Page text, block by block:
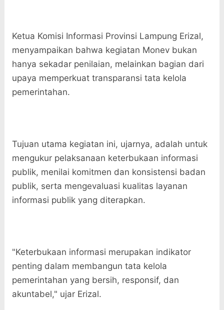
Ketua Komisi Informasi Provinsi Lampung Erizal,
menyampaikan bahwa kegiatan Monev bukan
hanya sekadar penilaian, melainkan bagian dari
upaya memperkuat transparansi tata kelola
pemerintahan.
Tujuan utama kegiatan ini, ujarnya, adalah untuk
mengukur pelaksanaan keterbukaan informasi
publik, menilai komitmen dan konsistensi badan
publik, serta mengevaluasi kualitas layanan
informasi publik yang diterapkan.
"Keterbukaan informasi merupakan indikator
penting dalam membangun tata kelola
pemerintahan yang bersih, responsif, dan
akuntabel," ujar Erizal.